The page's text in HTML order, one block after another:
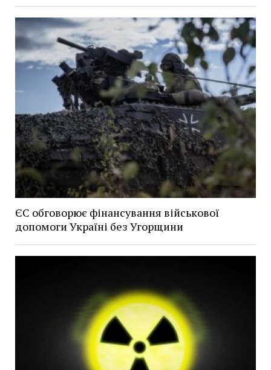
ЄС обговорює фінансування військової
допомоги Україні без Угорщини